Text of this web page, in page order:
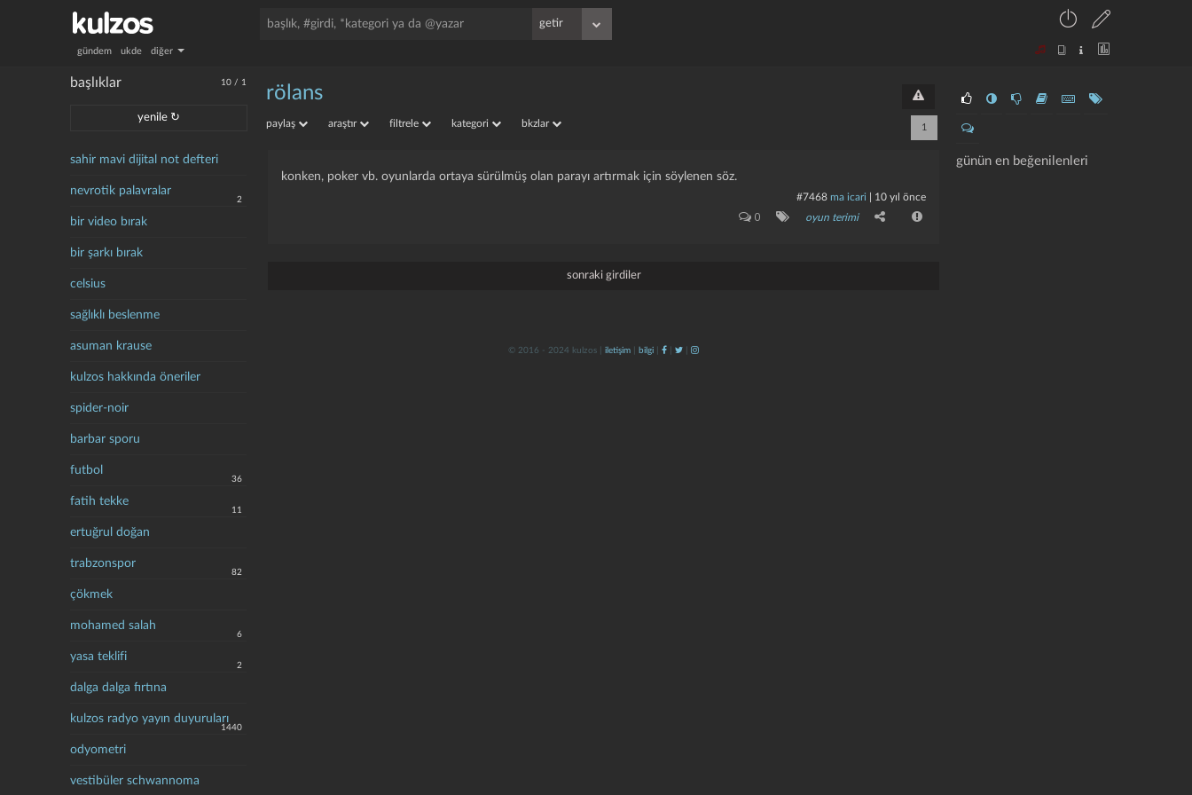
gündem ukde diğer
10 / 1
başlıklar
yenile ↻
sahir mavi dijital not defteri
nevrotik palavralar
2
bir video bırak
bir şarkı bırak
celsius
sağlıklı beslenme
asuman krause
kulzos hakkında öneriler
spider-noir
barbar sporu
futbol
36
fatih tekke
11
ertuğrul doğan
trabzonspor
82
çökmek
mohamed salah
6
yasa teklifi
2
dalga dalga fırtına
kulzos radyo yayın duyuruları
1440
odyometri
vestibüler schwannoma
günün en beğenilenleri
rölans
paylaş araştır filtrele kategori bkzlar 1
konken, poker vb. oyunlarda ortaya sürülmüş olan parayı artırmak için söylenen söz.
#7468 ma icari 10 yıl önce
0 oyun terimi
sonraki girdiler
© 2016 - 2024 kulzos | iletişim bilgi